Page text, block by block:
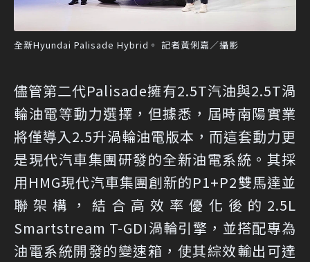
全新Hyundai Palisade Hybrid。 記者黃俐嘉／攝影
儘管第二代Palisade擁有2.5T汽油與2.5T渦
輪油電等動力選擇，但據悉，屆時南陽實業
將僅導入2.5升渦輪油電版本，而這套動力更
是現代汽車集團研發的全新油電系統。其採
用HMG現代汽車集團創新的P1+P2雙馬達並
聯架構，結合高效率優化後的2.5L
Smartstream T-GDI渦輪引擎，並搭配專為
油電系統開發的變速箱，使其綜效輸出可達